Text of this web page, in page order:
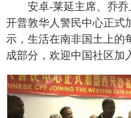
安卓-莱延主席、乔
开普敦华人警民中心正式
示，生活在南非国土上的
成部分，欢迎中国社区加